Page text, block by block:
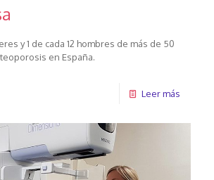
y 1 de cada 12 hombres de más de 50
en España.
Leer más